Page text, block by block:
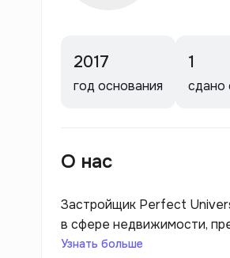
2017
год основания
1
сдано
О нас
Застройщик Perfect
в сфере недвижимости,
различных категорий
Узнать больше